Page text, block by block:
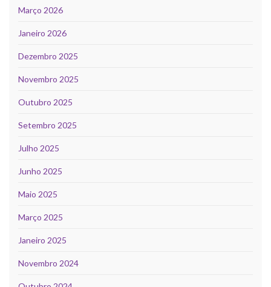
Março 2026
Janeiro 2026
Dezembro 2025
Novembro 2025
Outubro 2025
Setembro 2025
Julho 2025
Junho 2025
Maio 2025
Março 2025
Janeiro 2025
Novembro 2024